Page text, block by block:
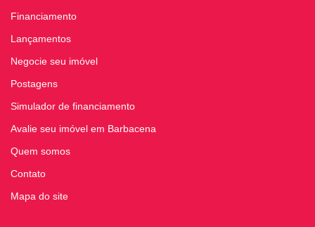
Financiamento
Lançamentos
Negocie seu imóvel
Postagens
Simulador de financiamento
Avalie seu imóvel em Barbacena
Quem somos
Contato
Mapa do site